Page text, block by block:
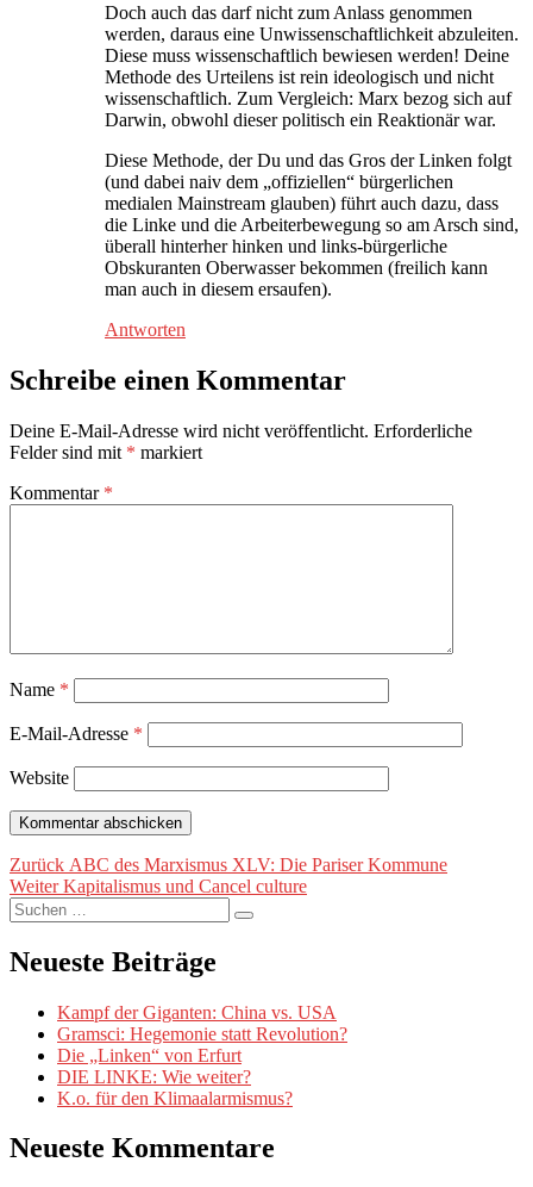
Doch auch das darf nicht zum Anlass genommen
werden, daraus eine Unwissenschaftlichkeit abzuleiten.
Diese muss wissenschaftlich bewiesen werden! Deine
Methode des Urteilens ist rein ideologisch und nicht
wissenschaftlich. Zum Vergleich: Marx bezog sich auf
Darwin, obwohl dieser politisch ein Reaktionär war.
Diese Methode, der Du und das Gros der Linken folgt
(und dabei naiv dem „offiziellen“ bürgerlichen
medialen Mainstream glauben) führt auch dazu, dass
die Linke und die Arbeiterbewegung so am Arsch sind,
überall hinterher hinken und links-bürgerliche
Obskuranten Oberwasser bekommen (freilich kann
man auch in diesem ersaufen).
Antworten
Schreibe einen Kommentar
Deine E-Mail-Adresse wird nicht veröffentlicht. Erforderliche
Felder sind mit * markiert
Kommentar *
Name *
E-Mail-Adresse *
Website
Beitragsnavigation
Zurück Vorheriger
Beitrag:
ABC des Marxismus XLV: Die Pariser Kommune
Weiter Nächster
Beitrag:
Kapitalismus und Cancel culture
Suche
nach:
Suchen
Neueste Beiträge
Kampf der Giganten: China vs. USA
Gramsci: Hegemonie statt Revolution?
Die „Linken“ von Erfurt
DIE LINKE: Wie weiter?
K.o. für den Klimaalarmismus?
Neueste Kommentare